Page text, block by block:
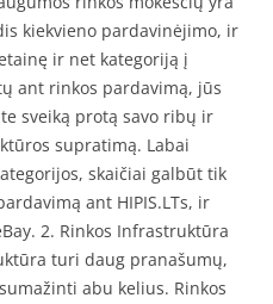
kiekvieno pardavinėjimo, ir
ir net kategoriją į
ant rinkos pardavimą, jūs
sveiką protą savo ribų ir
supratimą. Labai
skaičiai galbūt tik
ant HIPIS.LTs, ir
2. Rinkos Infrastruktūra
turi daug pranašumų,
abu kelius. Rinkos